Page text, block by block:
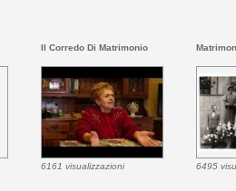
Il Corredo Di Matrimonio
6161 visualizzazioni 6495